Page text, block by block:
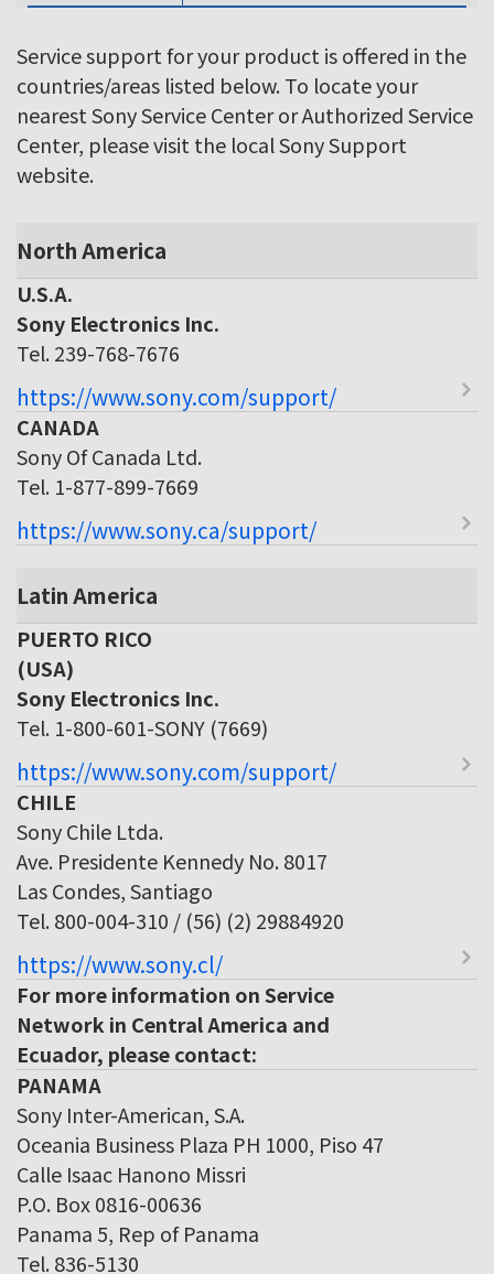
Service support for your product is offered in the
countries/areas listed below. To locate your
nearest Sony Service Center or Authorized Service
Center, please visit the local Sony Support
website.
North America
U.S.A.
Sony Electronics Inc.
Tel. 239-768-7676
https://www.sony.com/support/
CANADA
Sony Of Canada Ltd.
Tel. 1-877-899-7669
https://www.sony.ca/support/
Latin America
PUERTO RICO
(USA)
Sony Electronics Inc.
Tel. 1-800-601-SONY (7669)
https://www.sony.com/support/
CHILE
Sony Chile Ltda.
Ave. Presidente Kennedy No. 8017
Las Condes, Santiago
Tel. 800-004-310 / (56) (2) 29884920
https://www.sony.cl/
For more information on Service
Network in Central America and
Ecuador, please contact:
PANAMA
Sony Inter-American, S.A.
Oceania Business Plaza PH 1000, Piso 47
Calle Isaac Hanono Missri
P.O. Box 0816-00636
Panama 5, Rep of Panama
Tel. 836-5130